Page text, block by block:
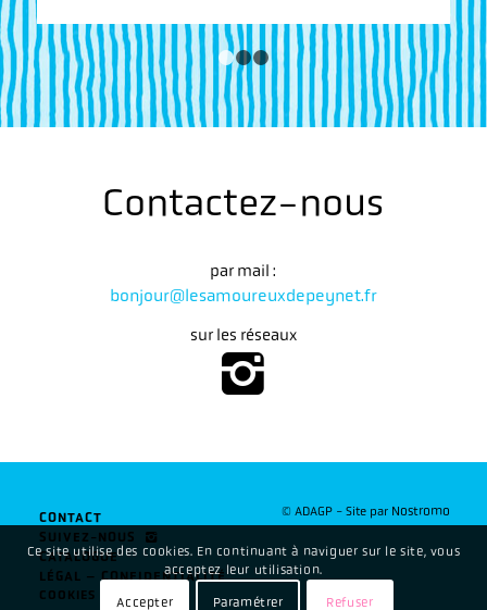
1 2 3
Contactez-nous
par mail :
bonjour@lesamoureuxdepeynet.fr
sur les réseaux
© ADAGP - Site par Nostromo
CONTACT
SUIVEZ-NOUS
CATALOGUE
LÉGAL – CONFIDENTIALITÉ
COOKIES
Ce site utilise des cookies. En continuant à naviguer sur le site, vous
acceptez leur utilisation.
Accepter Paramétrer Refuser